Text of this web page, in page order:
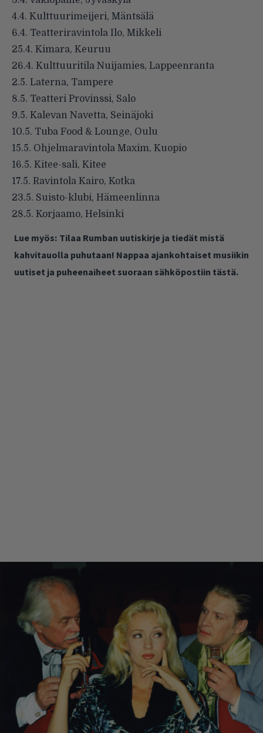
4.4. Kulttuurimeijeri, Mäntsälä
6.4. Teatteriravintola Ilo, Mikkeli
25.4. Kimara, Keuruu
26.4. Kulttuuritila Nuijamies, Lappeenranta
2.5. Laterna, Tampere
8.5. Teatteri Provinssi, Salo
9.5. Kalevan Navetta, Seinäjoki
10.5. Tuba Food & Lounge, Oulu
15.5. Ohjelmaravintola Maxim, Kuopio
16.5. Kitee-sali, Kitee
17.5. Ravintola Kairo, Kotka
23.5. Suisto-klubi, Hämeenlinna
28.5. Korjaamo, Helsinki
Lue myös: Tilaa Rumban uutiskirje ja tiedät mistä
kahvitauolla puhutaan! Nappaa ajankohtaiset musiikin
uutiset ja puheenaiheet suoraan sähköpostiin tästä.